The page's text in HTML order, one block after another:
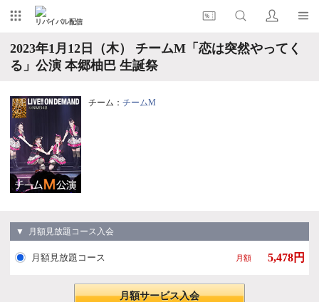
リバイバル配信
2023年1月12日（木） チームM「恋は突然やってく
る」公演 本郷柚巴 生誕祭
チーム： チームM
▼ 月額見放題コース入会
月額見放題コース 月額 5,478円
月額サービス入会